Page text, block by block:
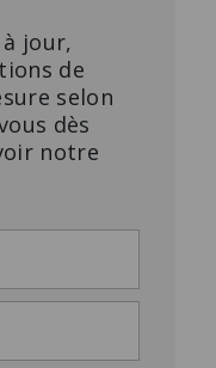
jour,
de
selon
dès
notre